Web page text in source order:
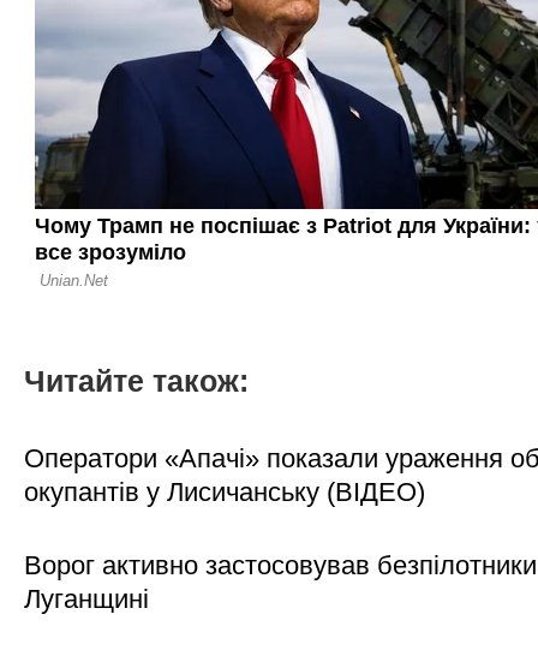
Читайте також:
Оператори «Апачі» показали ураження
окупантів у Лисичанську (ВІДЕО)
Ворог активно застосовував
Луганщині